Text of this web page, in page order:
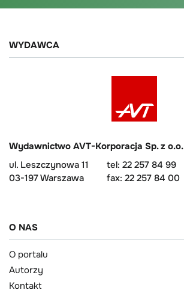
WYDAWCA
Wydawnictwo AVT-Korporacja Sp. z o.o.
ul. Leszczynowa 11
03-197 Warszawa
tel: 22 257 84 99
fax: 22 257 84 00
O NAS
O portalu
Autorzy
Kontakt